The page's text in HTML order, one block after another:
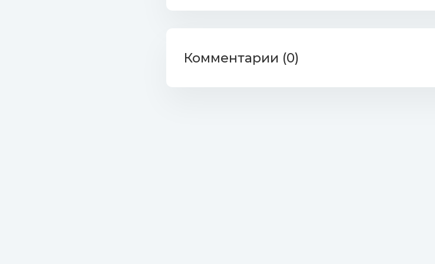
Комментарии (0)